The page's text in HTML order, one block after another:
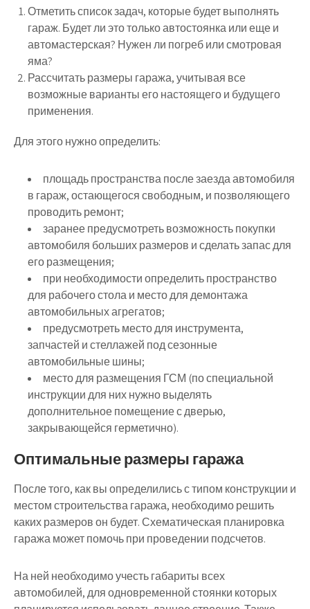
Отметить список задач, которые будет выполнять
гараж. Будет ли это только автостоянка или еще и
автомастерская? Нужен ли погреб или смотровая
яма?
Рассчитать размеры гаража, учитывая все
возможные варианты его настоящего и будущего
применения.
Для этого нужно определить:
площадь пространства после заезда автомобиля
в гараж, остающегося свободным, и позволяющего
проводить ремонт;
заранее предусмотреть возможность покупки
автомобиля больших размеров и сделать запас для
его размещения;
при необходимости определить пространство
для рабочего стола и место для демонтажа
автомобильных агрегатов;
предусмотреть место для инструмента,
запчастей и стеллажей под сезонные
автомобильные шины;
место для размещения ГСМ (по специальной
инструкции для них нужно выделять
дополнительное помещение с дверью,
закрывающейся герметично).
Оптимальные размеры гаража
После того, как вы определились с типом конструкции и
местом строительства гаража, необходимо решить
каких размеров он будет. Схематическая планировка
гаража может помочь при проведении подсчетов.
На ней необходимо учесть габариты всех
автомобилей, для одновременной стоянки которых